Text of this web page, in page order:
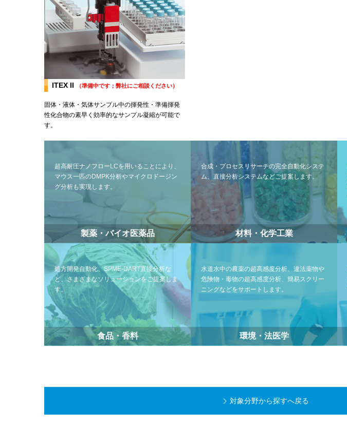
ITEX II （準備中です；弊社にご相談ください）
固体・液体・気体サンプル中の揮発性・準備揮発
性化合物の素早く効率的なサンプル凝縮が可能で
す。
超高耐圧ナノフローLCを用いることにより、
マウス一匹のDMPK分析やマイクロドージン
グ分析も実現します。
製薬・バイオ医薬品
合成・プロセスリサーチの完全自動化システ
ム、直接分析システムなどご提案します。
材料・化学工業
処方開発自動化、SPME-DART直接分析な
ど、さまざまなソリューションをご提案しま
す。
食品・香料
水道水中の農薬の超高感度分析、違法薬物や
危険物・毒物の超高感度分析、簡易スクリー
ニングなどをサポートします。
環境・法医学
対象分野から探すへ戻る